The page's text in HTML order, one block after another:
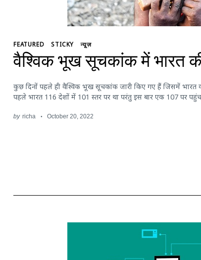
FEATURED STICKY न्यूज़
वैश्विक भूख सूचकांक में भारत
कुछ दिनों पहले ही वैश्विक भूख सूचकांक जारी किए गए हैं जिसमें भारत
पहले भारत 116 देशों में 101 स्तर पर था परंतु इस बार एक 107 पर
by richa October 20, 2022